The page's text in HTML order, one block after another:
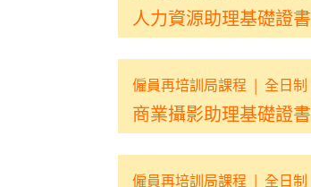
人力資源助理基礎證書
僱員再培訓局課程 | 全日制
商業攝影助理基礎證書
僱員再培訓局課程 | 全日制